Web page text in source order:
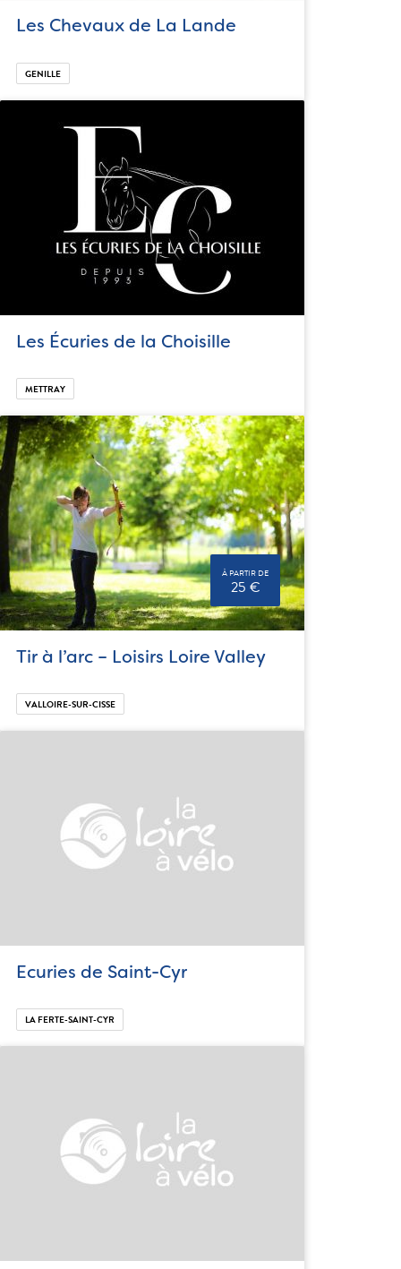
Les Chevaux de La Lande
GENILLE
Les Écuries de la Choisille
METTRAY
À PARTIR DE
25 €
Tir à l’arc – Loisirs Loire Valley
VALLOIRE-SUR-CISSE
Ecuries de Saint-Cyr
LA FERTE-SAINT-CYR